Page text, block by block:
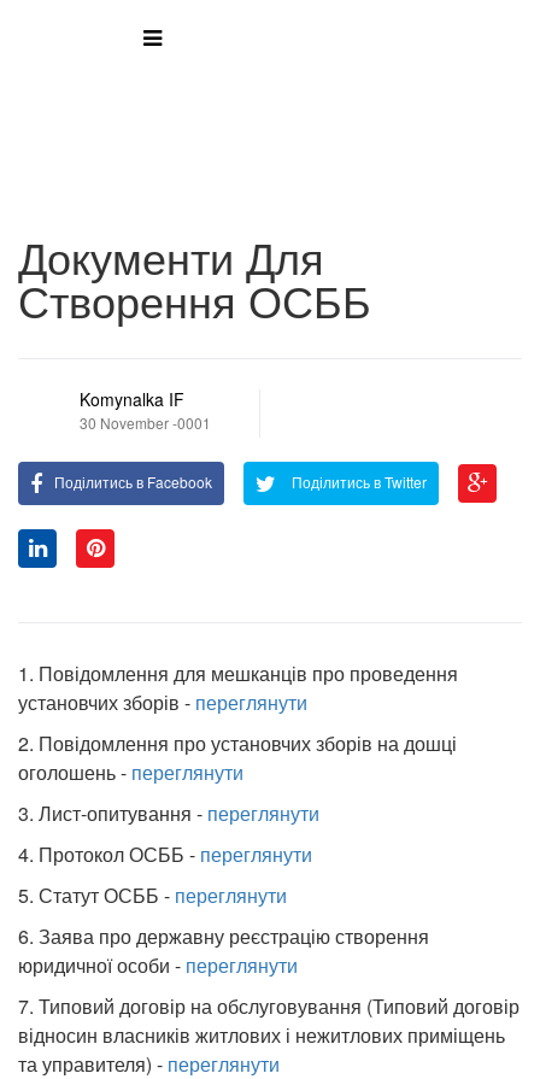
Документи Для
Створення ОСББ
Komynalka IF
30 November -0001
Поділитись в Facebook Поділитись в Twitter
1. Повідомлення для мешканців про проведення
установчих зборів - переглянути
2. Повідомлення про установчих зборів на дошці
оголошень - переглянути
3. Лист-опитування - переглянути
4. Протокол ОСББ - переглянути
5. Статут ОСББ - переглянути
6. Заява про державну реєстрацію створення
юридичної особи - переглянути
7. Типовий договір на обслуговування (Типовий договір
відносин власників житлових і нежитлових приміщень
та управителя) - переглянути